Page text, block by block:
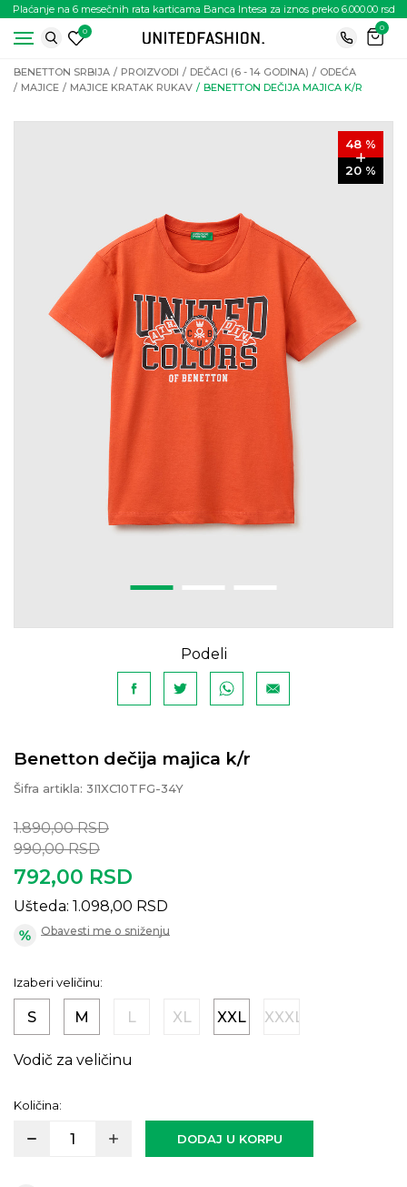
Plaćanje na 6 mesečnih rata karticama Banca Intesa za iznos preko 6.000.00 rsd
0
0
BENETTON SRBIJA PROIZVODI DEČACI (6 - 14 GODINA)
ODEĆA
MAJICE
MAJICE KRATAK RUKAV BENETTON DEČIJA MAJICA K/R
48 %
20 %
Podeli
Benetton dečija majica k/r
Šifra artikla: 3I1XC10TFG-34Y
1.890,00 RSD
990,00 RSD
792,00 RSD
Ušteda: 1.098,00 RSD
Obavesti me o sniženju
Izaberi veličinu:
S M L XL XXL XXXL
Vodič za veličinu
Količina:
DODAJ U KORPU